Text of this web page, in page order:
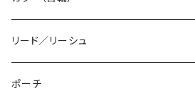
リード／リーシュ
ポーチ